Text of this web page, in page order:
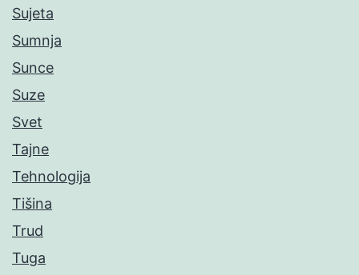
Sujeta
Sumnja
Sunce
Suze
Svet
Tajne
Tehnologija
Tišina
Trud
Tuga